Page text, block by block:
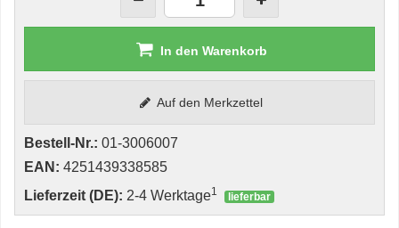
In den Warenkorb
Auf den Merkzettel
Bestell-Nr.: 01-3006007
EAN: 4251439338585
Lieferzeit (DE): 2-4 Werktage1 lieferbar